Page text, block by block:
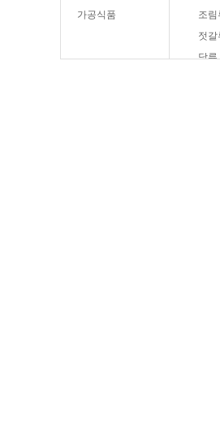
가공식품
조림
젓갈
당류